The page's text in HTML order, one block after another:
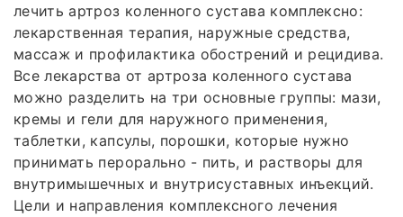
лечить артроз коленного сустава комплексно:
лекарственная терапия, наружные средства,
массаж и профилактика обострений и рецидива.
Все лекарства от артроза коленного сустава
можно разделить на три основные группы: мази,
кремы и гели для наружного применения,
таблетки, капсулы, порошки, которые нужно
принимать перорально - пить, и растворы для
внутримышечных и внутрисуставных инъекций.
Цели и направления комплексного лечения